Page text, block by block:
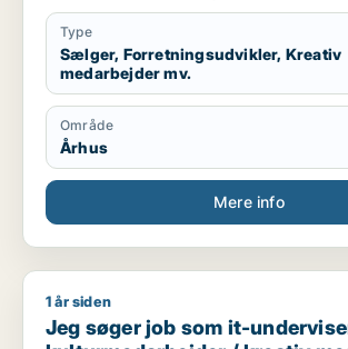
Type
Sælger, Forretningsudvikler, Kreativ
medarbejder mv.
Område
Århus
Mere info
Jeg søger job som it-underviser /
1 år siden
Jeg søger job som it-